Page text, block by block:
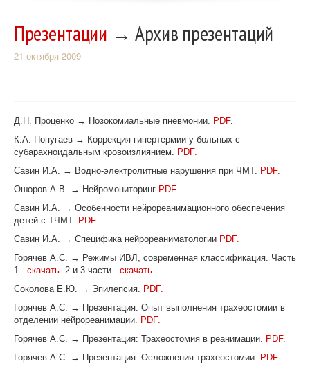
Презентации → Архив презентаций
21 октября 2009
Д.Н. Проценко → Нозокомиальные пневмонии. PDF.
К.А. Попугаев → Коррекция гипертермии у больных с
субарахноидальным кровоизлиянием.
PDF.
Савин И.А. → Водно-электролитные нарушения при ЧМТ. PDF.
Ошоров А.В. → Нейромониторинг PDF.
Савин И.А. → Особенности нейрореанимационного обеспечения
детей с ТЧМТ. PDF.
Савин И.А. → Специфика нейрореаниматологии PDF.
Горячев А.С. → Режимы ИВЛ, современная классификация. Часть
1 - скачать . 2 и 3 части - скачать
Соколова Е.Ю. → Эпилепсия.
PDF.
Горячев А.С. → Презентация: Опыт выполнения трахеостомии в
отделении нейрореанимации.
PDF.
Горячев А.С. → Презентация: Трахеостомия в реанимации.
PDF.
Горячев А.С. → Презентация: Осложнения трахеостомии.
PDF.